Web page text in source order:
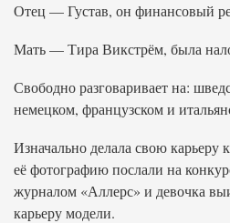
Отец — Густав, он финансовый
Мать — Тира Викстрём, была
Свободно разговаривает на:
немецком, французском и
Изначально делала свою карьеру
её фотографию послали на
журналом «Аллерс» и девочка
карьеру модели.